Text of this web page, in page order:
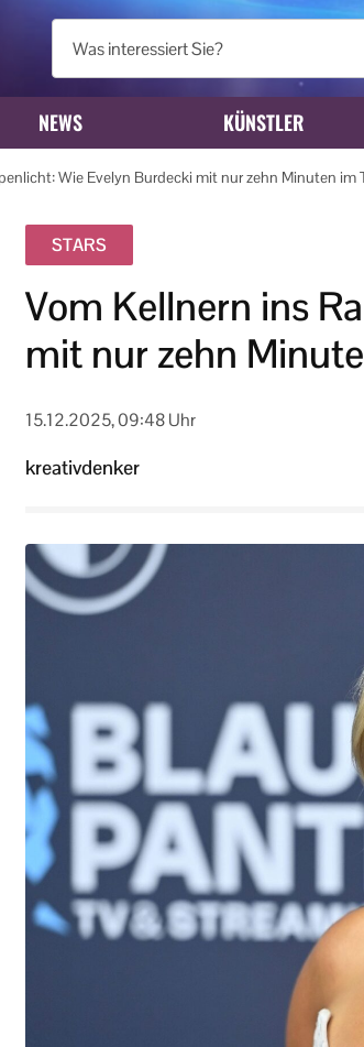
NEWS KÜNSTLER
Wie Evelyn Burdecki mit nur zehn Minuten im
STARS
Vom Kellnern ins
mit nur zehn
15.12.2025, 09:48 Uhr
kreativdenker